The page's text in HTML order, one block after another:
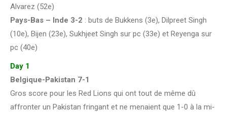
Alvarez (52e)
Pays-Bas – Inde 3-2 : buts de Bukkens (3e), Dilpreet Singh
(10e), Bijen (23e), Sukhjeet Singh sur pc (33e) et Reyenga sur
pc (40e)
Day 1
Belgique-Pakistan 7-1
Gros score pour les Red Lions qui ont tout de même dû
affronter un Pakistan fringant et ne menaient que 1-0 à la mi-